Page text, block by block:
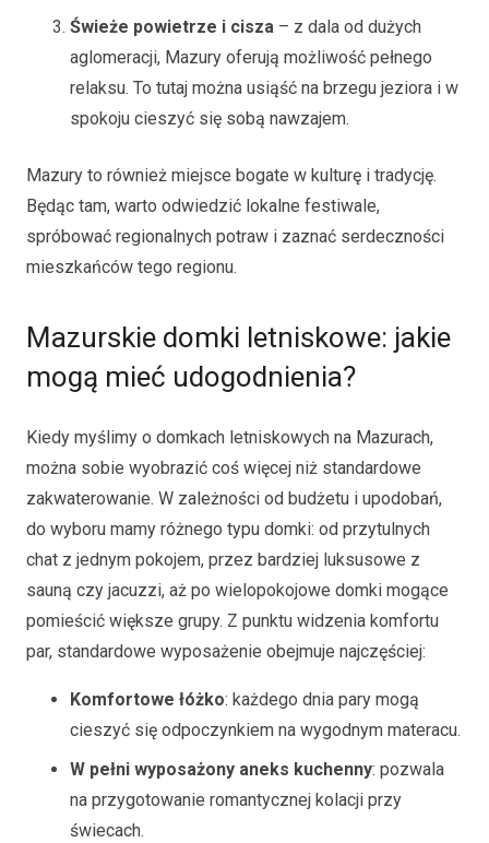
Świeże powietrze i cisza – z dala od dużych
aglomeracji, Mazury oferują możliwość pełnego
relaksu. To tutaj można usiąść na brzegu jeziora i w
spokoju cieszyć się sobą nawzajem.
Mazury to również miejsce bogate w kulturę i tradycję.
Będąc tam, warto odwiedzić lokalne festiwale,
spróbować regionalnych potraw i zaznać serdeczności
mieszkańców tego regionu.
Mazurskie domki letniskowe: jakie
mogą mieć udogodnienia?
Kiedy myślimy o domkach letniskowych na Mazurach,
można sobie wyobrazić coś więcej niż standardowe
zakwaterowanie. W zależności od budżetu i upodobań,
do wyboru mamy różnego typu domki: od przytulnych
chat z jednym pokojem, przez bardziej luksusowe z
sauną czy jacuzzi, aż po wielopokojowe domki mogące
pomieścić większe grupy. Z punktu widzenia komfortu
par, standardowe wyposażenie obejmuje najczęściej:
Komfortowe łóżko: każdego dnia pary mogą
cieszyć się odpoczynkiem na wygodnym materacu.
W pełni wyposażony aneks kuchenny: pozwala
na przygotowanie romantycznej kolacji przy
świecach.